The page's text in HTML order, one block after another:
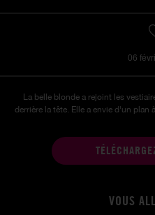
06
La belle blonde a rejoint les
derrière la tête. Elle a envie d'un
VOUS